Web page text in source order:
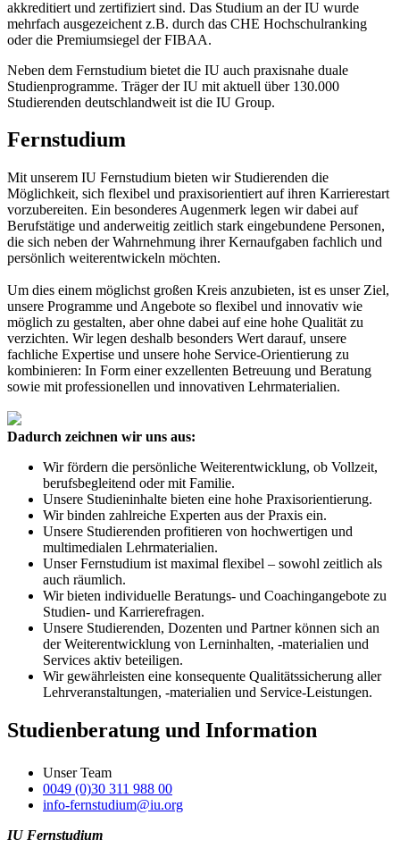
akkreditiert und zertifiziert sind. Das Studium an der IU wurde
mehrfach ausgezeichent z.B. durch das CHE Hochschulranking
oder die Premiumsiegel der FIBAA.
Neben dem Fernstudium bietet die IU auch praxisnahe duale
Studienprogramme. Träger der IU mit aktuell über 130.000
Studierenden deutschlandweit ist die IU Group.
Fernstudium
Mit unserem IU Fernstudium bieten wir Studierenden die
Möglichkeit, sich flexibel und praxisorientiert auf ihren Karrierestart
vorzubereiten. Ein besonderes Augenmerk legen wir dabei auf
Berufstätige und anderweitig zeitlich stark eingebundene Personen,
die sich neben der Wahrnehmung ihrer Kernaufgaben fachlich und
persönlich weiterentwickeln möchten.
Um dies einem möglichst großen Kreis anzubieten, ist es unser Ziel,
unsere Programme und Angebote so flexibel und innovativ wie
möglich zu gestalten, aber ohne dabei auf eine hohe Qualität zu
verzichten. Wir legen deshalb besonders Wert darauf, unsere
fachliche Expertise und unsere hohe Service-Orientierung zu
kombinieren: In Form einer exzellenten Betreuung und Beratung
sowie mit professionellen und innovativen Lehrmaterialien.
Dadurch zeichnen wir uns aus:
Wir fördern die persönliche Weiterentwicklung, ob Vollzeit,
berufsbegleitend oder mit Familie.
Unsere Studieninhalte bieten eine hohe Praxisorientierung.
Wir binden zahlreiche Experten aus der Praxis ein.
Unsere Studierenden profitieren von hochwertigen und
multimedialen Lehrmaterialien.
Unser Fernstudium ist maximal flexibel – sowohl zeitlich als
auch räumlich.
Wir bieten individuelle Beratungs- und Coachingangebote zu
Studien- und Karrierefragen.
Unsere Studierenden, Dozenten und Partner können sich an
der Weiterentwicklung von Lerninhalten, -materialien und
Services aktiv beteiligen.
Wir gewährleisten eine konsequente Qualitätssicherung aller
Lehrveranstaltungen, -materialien und Service-Leistungen.
Studienberatung und Information
Unser Team
0049 (0)30 311 988 00
info-fernstudium@iu.org
IU Fernstudium